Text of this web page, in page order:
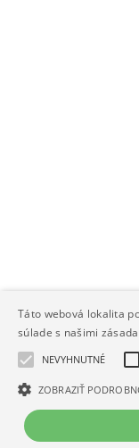
Táto webová lokalita
súlade s našimi
NEVYHNUTNÉ
ZOBRAZIŤ